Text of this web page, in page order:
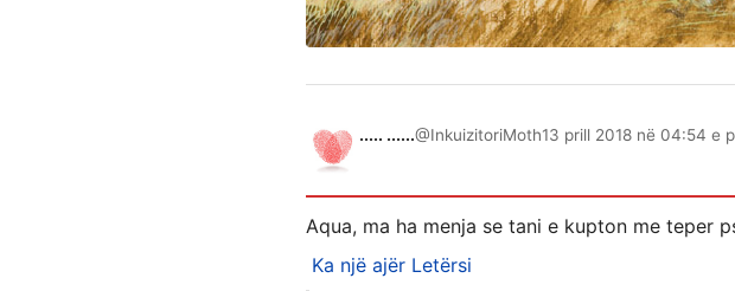
..... ......@InkuizitoriMoth13 prill 2018 në 04:54 e
Aqua, ma ha menja se tani e kupton me teper
Ka një ajër Letërsi